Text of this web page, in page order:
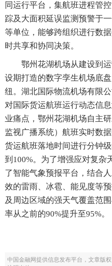
同运行平台，集航班进程管
踪及大面积延误监测预警于
等单位，能够跨组织进行数
时共享和协同决策。
鄂州花湖机场从建设到
设期打造的数字孪生机场底
纽。湖北国际物流机场有限
对国际货运航班运行动态信
业痛点，鄂州花湖机场自主
监视广播系统）航班实时数
货运航班落地时间进行分钟
到100%。为了增强应对复杂
了智能气象预报平台，结合
效的雷雨、冰雹、能见度等
及周边区域的强天气覆盖范
率从之前的90%提升至95%。
中国金融网提供信息发布平台，文章版